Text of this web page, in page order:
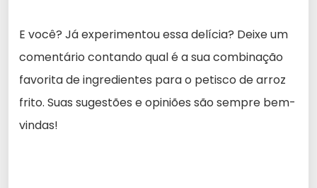
E você? Já experimentou essa delícia? Deixe um
comentário contando qual é a sua combinação
favorita de ingredientes para o petisco de arroz
frito. Suas sugestões e opiniões são sempre bem-
vindas!